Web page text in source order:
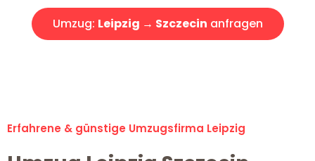
Umzug: Leipzig → Szczecin anfragen
Erfahrene & günstige Umzugsfirma Leipzig